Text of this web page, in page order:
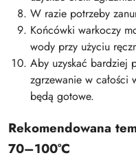
W razie potrzeby
Końcówki warkoczy
wody przy użyciu
Aby uzyskać bardziej
zgrzewanie w całości
będą gotowe.
Rekomendowana
70–100°C